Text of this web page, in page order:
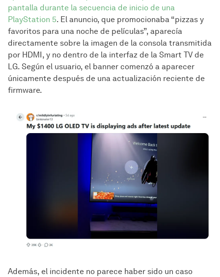
pantalla durante la secuencia de inicio de una
PlayStation 5. El anuncio, que promocionaba “pizzas y
favoritos para una noche de películas”, aparecía
directamente sobre la imagen de la consola transmitida
por HDMI, y no dentro de la interfaz de la Smart TV de
LG. Según el usuario, el banner comenzó a aparecer
únicamente después de una actualización reciente de
firmware.
Además, el incidente no parece haber sido un caso